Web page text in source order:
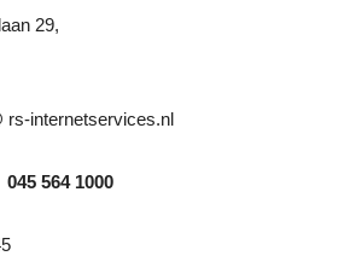
webdesign
29,
internetservices.nl
564 1000